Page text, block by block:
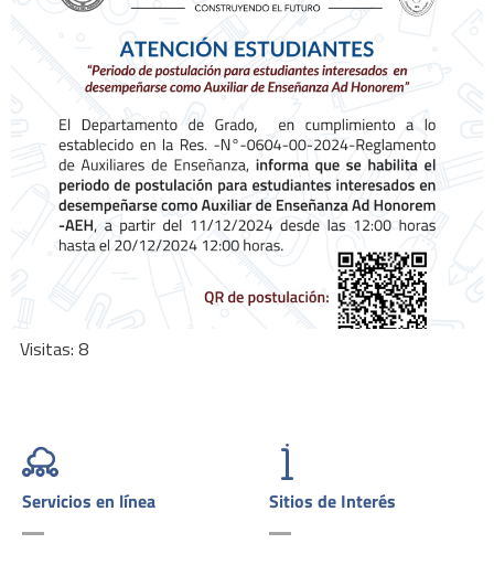
Visitas: 8
Servicios en línea Sitios de Interés